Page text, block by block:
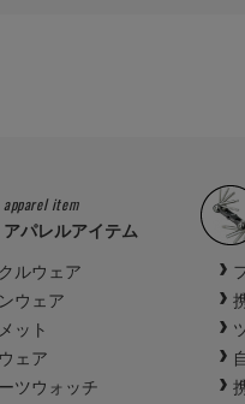
apparel item
アパレルアイテム
ルウェア
ウェア
ット
ェア
ツウォッチ